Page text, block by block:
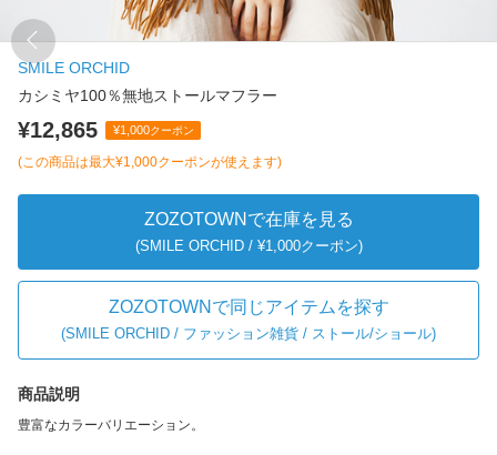
SMILE ORCHID
カシミヤ100％無地ストールマフラー
¥12,865 ¥1,000クーポン
(この商品は最大¥1,000クーポンが使えます)
ZOZOTOWNで在庫を見る
(SMILE ORCHID / ¥1,000クーポン)
ZOZOTOWNで同じアイテムを探す
(SMILE ORCHID / ファッション雑貨 / ストール/ショール)
商品説明
豊富なカラーバリエーション。